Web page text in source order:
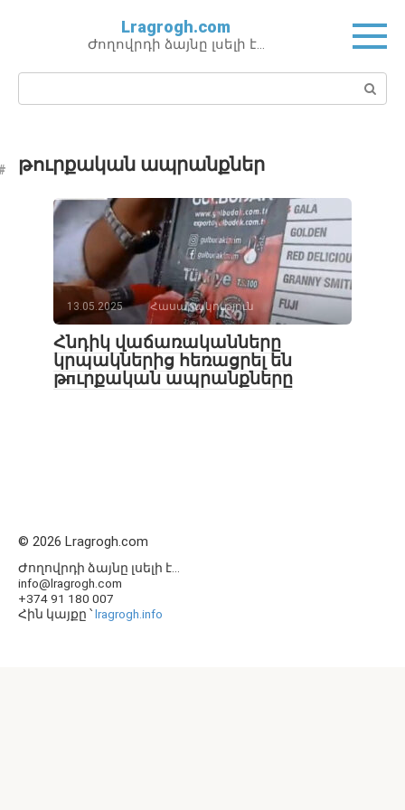
Lragrogh.com
Ժողովրդի ձայնը լսելի է…
Поиск:
թուրքական ապրանքներ
13.05.2025 Հասարակություն
Հնդիկ վաճառականները
կրպակներից հեռացրել են
թпւրքական ապրանքները
© 2026 Lragrogh.com
Ժողովրդի ձայնը լսելի է...
info@lragrogh.com
+374 91 180 007
Հին կայքը ՝lragrogh.info